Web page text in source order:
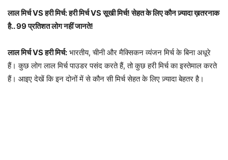
लाल मिर्च VS हरी मिर्च: हरी मिर्च VS सूखी मिर्च! सेहत के लिए कौन ज़्यादा ख़तरनाक
है.. 99 प्रतिशत लोग नहीं जानते!
लाल मिर्च VS हरी मिर्च: भारतीय, चीनी और मैक्सिकन व्यंजन मिर्च के बिना अधूरे
हैं। कुछ लोग लाल मिर्च पाउडर पसंद करते हैं, तो कुछ हरी मिर्च का इस्तेमाल करते
हैं। आइए देखें कि इन दोनों में से कौन सी मिर्च सेहत के लिए ज़्यादा बेहतर है।